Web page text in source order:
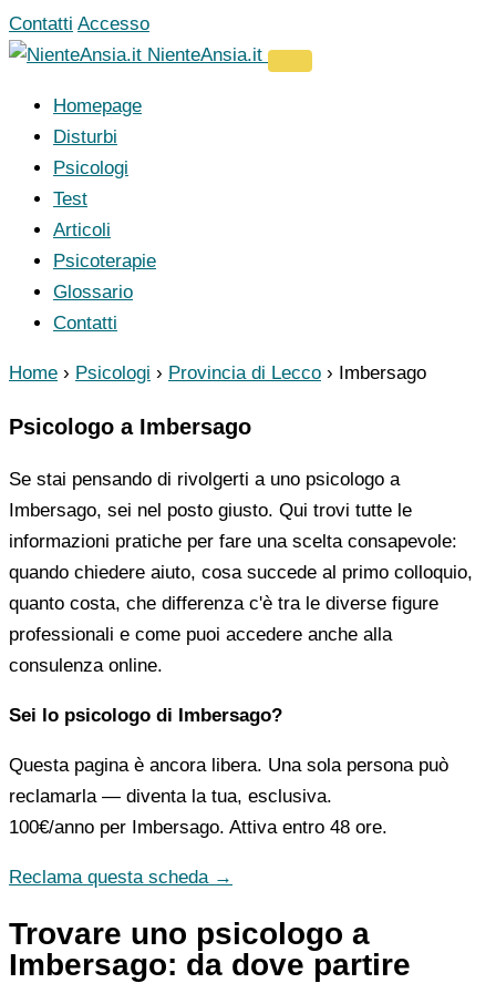
Vai
al
Contatti Accesso
NienteAnsia.it
Homepage
Disturbi
Psicologi
Test
Articoli
Psicoterapie
Glossario
Contatti
Home › Psicologi › Provincia di Lecco › Imbersago
Psicologo a Imbersago
Se stai pensando di rivolgerti a uno psicologo a
Imbersago, sei nel posto giusto. Qui trovi tutte le
informazioni pratiche per fare una scelta consapevole:
quando chiedere aiuto, cosa succede al primo colloquio,
quanto costa, che differenza c'è tra le diverse figure
professionali e come puoi accedere anche alla
consulenza online.
Sei lo psicologo di Imbersago?
Questa pagina è ancora libera. Una sola persona può
reclamarla — diventa la tua, esclusiva.
100€/anno per Imbersago. Attiva entro 48 ore.
Reclama questa scheda →
Trovare uno psicologo a
Imbersago: da dove partire